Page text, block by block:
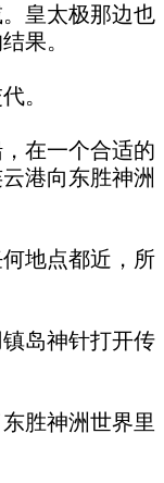
皇太极那边也
果。
。
一个合适的
港向东胜神洲
点都近，所
神针打开传
神洲世界里